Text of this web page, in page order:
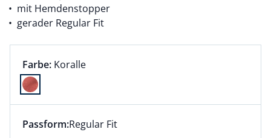
mit Hemdenstopper
gerader Regular Fit
Farbauswahl:
Farbe: aktuell ausgewählt:
Koralle
Farbe Koralle ausgewählt
Dieser Artikel hat die Passform Regular Fit. für
Passform:Regular Fit